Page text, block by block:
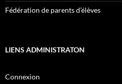
Fédération de parents d’élèves
LIENS ADMINISTRATON
Connexion